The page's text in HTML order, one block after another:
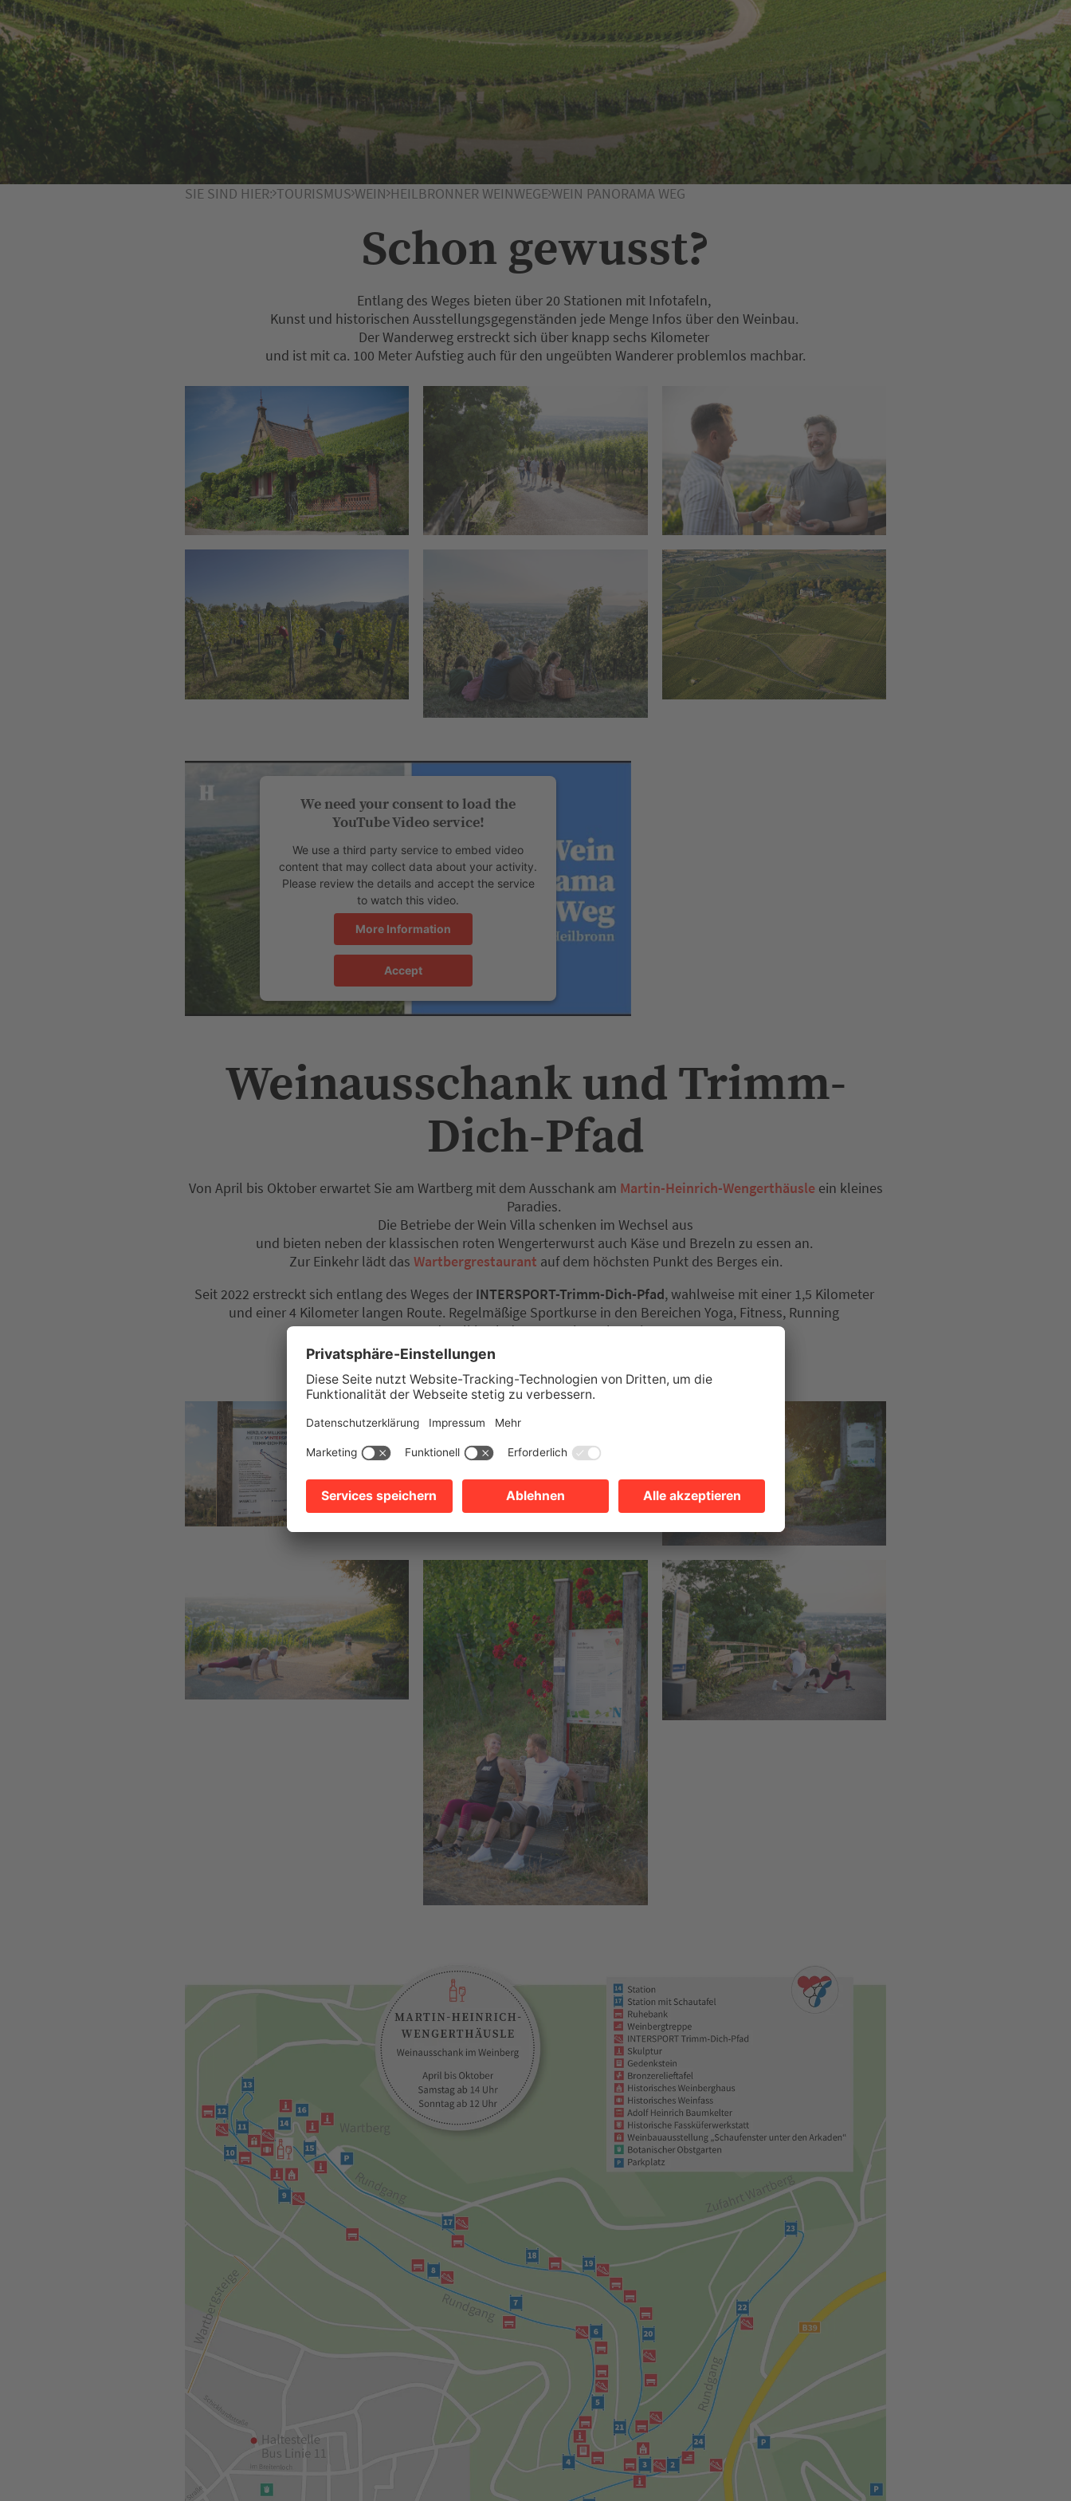
SIE SIND HIER: TOURISMUS WEINHEILBRONNER WEINWEGE WEIN PANORAMA WEG
Schon gewusst?
Entlang des Weges bieten über 20 Stationen mit Infotafeln,
Kunst und historischen Ausstellungsgegenständen jede Menge Infos über den Weinbau.
Der Wanderweg erstreckt sich über knapp sechs Kilometer
und ist mit ca. 100 Meter Aufstieg auch für den ungeübten Wanderer problemlos machbar.
We need your consent to load the
YouTube Video service!
We use a third party service to embed video
content that may collect data about your activity.
Please review the details and accept the service
to watch this video.
More Information
Accept
Weinausschank und Trimm-
Dich-Pfad
Von April bis Oktober erwartet Sie am Wartberg mit dem Ausschank am Martin-Heinrich-Wengerthäusleein kleines
Paradies.
Die Betriebe der Wein Villa schenken im Wechsel aus
und bieten neben der klassischen roten Wengerterwurst auch Käse und Brezeln zu essen an.
Zur Einkehr lädt das Wartbergrestaurant auf dem höchsten Punkt des Berges ein.
Seit 2022 erstreckt sich entlang des Weges der INTERSPORT-Trimm-Dich-Pfad, wahlweise mit einer 1,5 Kilometer
und einer 4 Kilometer langen Route. Regelmäßige Sportkurse in den Bereichen Yoga, Fitness, Running
und Walking laden zum Mitmachen ein.
Aktuelle Kurspläne und Anmeldung unter